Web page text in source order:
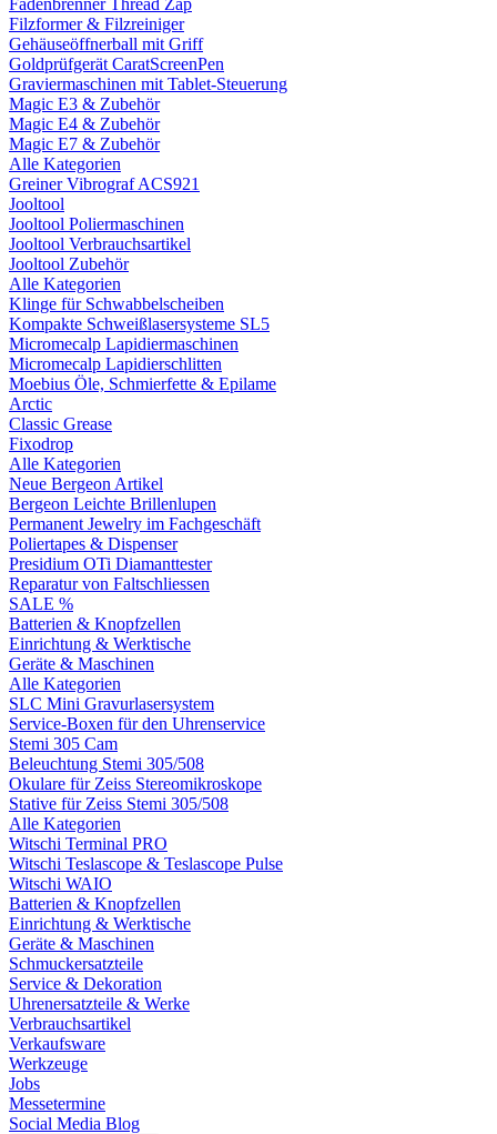
Fadenbrenner Thread Zap
Filzformer & Filzreiniger
Gehäuseöffnerball mit Griff
Goldprüfgerät CaratScreenPen
Graviermaschinen mit Tablet-Steuerung
Magic E3 & Zubehör
Magic E4 & Zubehör
Magic E7 & Zubehör
Alle Kategorien
Greiner Vibrograf ACS921
Jooltool
Jooltool Poliermaschinen
Jooltool Verbrauchsartikel
Jooltool Zubehör
Alle Kategorien
Klinge für Schwabbelscheiben
Kompakte Schweißlasersysteme SL5
Micromecalp Lapidiermaschinen
Micromecalp Lapidierschlitten
Moebius Öle, Schmierfette & Epilame
Arctic
Classic Grease
Fixodrop
Alle Kategorien
Neue Bergeon Artikel
Bergeon Leichte Brillenlupen
Permanent Jewelry im Fachgeschäft
Poliertapes & Dispenser
Presidium OTi Diamanttester
Reparatur von Faltschliessen
SALE %
Batterien & Knopfzellen
Einrichtung & Werktische
Geräte & Maschinen
Alle Kategorien
SLC Mini Gravurlasersystem
Service-Boxen für den Uhrenservice
Stemi 305 Cam
Beleuchtung Stemi 305/508
Okulare für Zeiss Stereomikroskope
Stative für Zeiss Stemi 305/508
Alle Kategorien
Witschi Terminal PRO
Witschi Teslascope & Teslascope Pulse
Witschi WAIO
Batterien & Knopfzellen
Einrichtung & Werktische
Geräte & Maschinen
Schmuckersatzteile
Service & Dekoration
Uhrenersatzteile & Werke
Verbrauchsartikel
Verkaufsware
Werkzeuge
Jobs
Messetermine
Social Media Blog